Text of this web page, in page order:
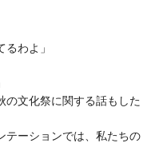
わよ」
の文化祭に関する話もした
テーションでは、私たちの